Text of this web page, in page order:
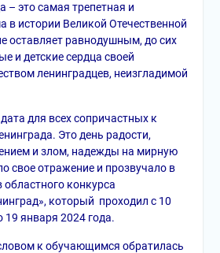
– это самая трепетная и
в истории Великой Отечественной
оставляет равнодушным, до сих
и детские сердца своей
ленинградцев, неизгладимой
для всех сопричастных к
Это день радости,
и злом, надежды на мирную
свое отражение и прозвучало в
областного конкурса
который проходил с 10
19 января 2024 года.
к обучающимся обратилась